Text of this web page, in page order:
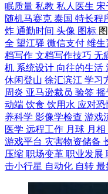
眠质量 私教 私人医生 宋
随机马赛克 泰国 特长程
炸 通勤时间 头像 图标
全 望江驿 微信支付 维生
档写作 文档写作技巧 无
机 系统设计 向往的生活
休闲登山 徐汇滨江 学习
周炎 亚马逊裁员 验签 摇
动端 饮食 饮用水 应对恐
养科学 影像学检查 游戏
医学 远程工作 月球 月相
游戏平台 灾害物资储备
压缩 职场变革 职业发展
击小行星 自动化 自转 最